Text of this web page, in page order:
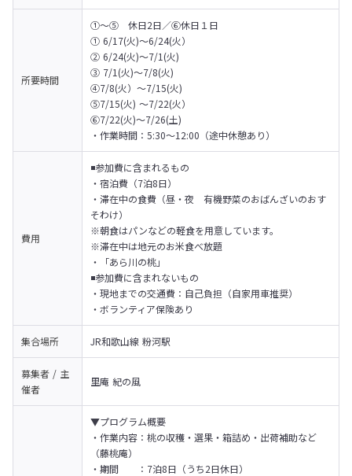
所要時間
①〜⑤　休日2日／⑥休日１日
① 6/17(火)～6/24(火）
② 6/24(火)～7/1(火)
③ 7/1(火)～7/8(火)
④7/8(火）～7/15(火)
⑤7/15(火) ～7/22(火）
⑥7/22(火)～7/26(土)
・作業時間：5:30～12:00（途中休憩あり）
費用
◾️参加費に含まれるもの
・宿泊費（7泊8日）
・滞在中の食費（昼・夜　有機野菜のおばんざいのおす
そわけ）
※朝食はパンなどの軽食を用意しています。
※滞在中は地元のお米食べ放題
・「あら川の桃」
◾️参加費に含まれないもの
・現地までの交通費：自己負担（自家用車推奨）
・ボランティア保険あり
集合場所 JR和歌山線 粉河駅
募集者 / 主
催者
里庵 紀の風
▼プログラム概要
・作業内容：桃の収穫・選果・箱詰め・出荷補助など
（藤桃庵）
・期間　　：7泊8日（うち2日休日）